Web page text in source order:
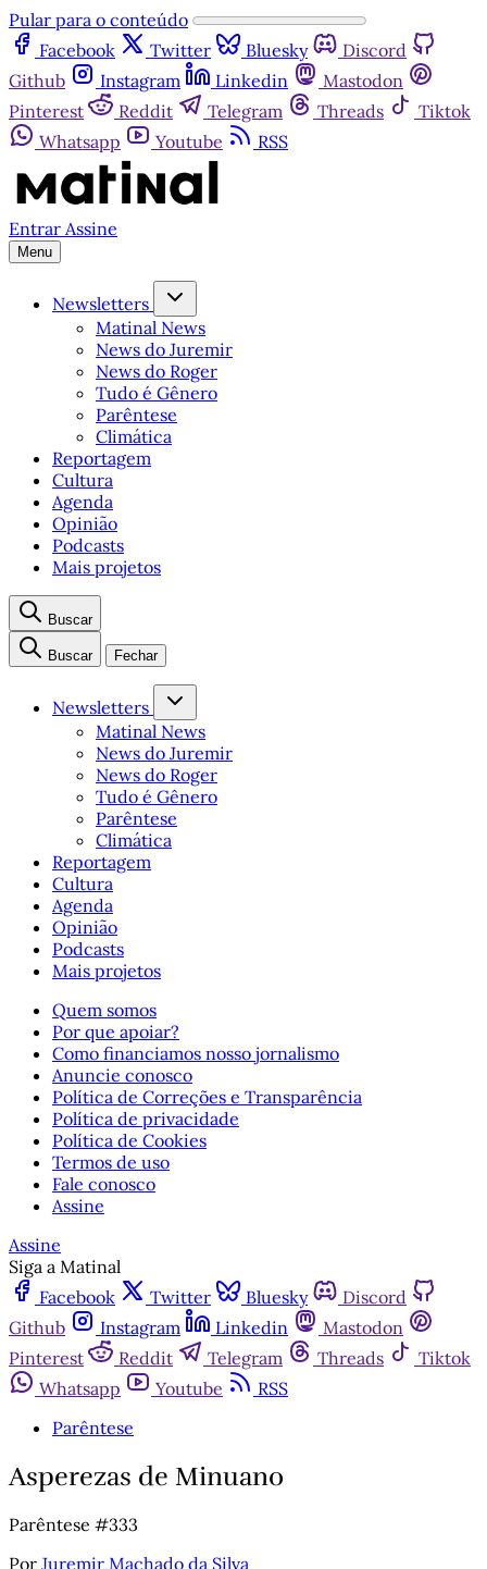
Pular para o conteúdo
Facebook
Twitter Bluesky
Discord
Github
Instagram Linkedin
Mastodon
Pinterest
Reddit Telegram Threads
Tiktok
Whatsapp
Youtube RSS
Entrar Assine
Menu
Newsletters
Matinal News
News do Juremir
News do Roger
Tudo é Gênero
Parêntese
Climática
Reportagem
Cultura
Agenda
Opinião
Podcasts
Mais projetos
Buscar
Buscar Fechar
Newsletters
Matinal News
News do Juremir
News do Roger
Tudo é Gênero
Parêntese
Climática
Reportagem
Cultura
Agenda
Opinião
Podcasts
Mais projetos
Quem somos
Por que apoiar?
Como financiamos nosso jornalismo
Anuncie conosco
Política de Correções e Transparência
Política de privacidade
Política de Cookies
Termos de uso
Fale conosco
Assine
Assine
Siga a Matinal
Facebook
Twitter Bluesky
Discord
Github
Instagram Linkedin
Mastodon
Pinterest
Reddit Telegram Threads
Tiktok
Whatsapp
Youtube
RSS
Parêntese
Asperezas de Minuano
Parêntese #333
Por Juremir Machado da Silva